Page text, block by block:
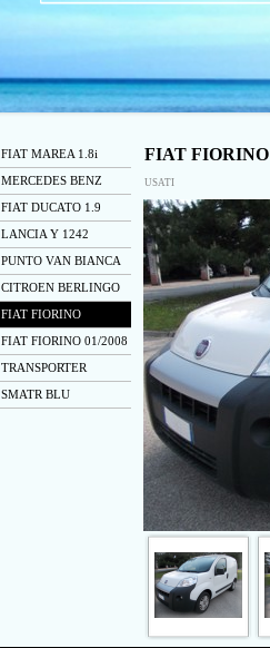
FIAT MAREA 1.8i
MERCEDES BENZ
FIAT DUCATO 1.9
LANCIA Y 1242
PUNTO VAN BIANCA
CITROEN BERLINGO
FIAT FIORINO
FIAT FIORINO 01/2008
TRANSPORTER
SMATR BLU
FIAT FIORINO
USATI